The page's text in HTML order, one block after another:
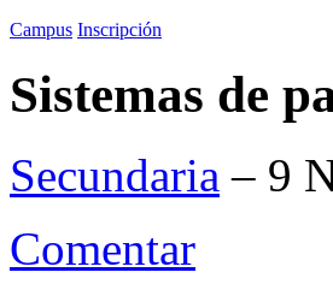
Campus Inscripción
Sistemas de
Secundaria – 9
Comentar